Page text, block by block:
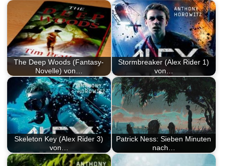
The Deep Woods (Fantasy-
Novelle) von…
Stormbreaker (Alex Rider 1)
von…
Skeleton Key (Alex Rider 3)
von…
Patrick Ness: Sieben Minuten
nach…